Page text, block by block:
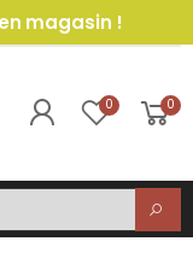
magasin !
0 0